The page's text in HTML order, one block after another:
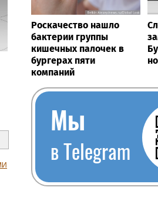
Роскачество нашло
бактерии группы
кишечных палочек в
бургерах пяти
компаний
Мы
в Telegram